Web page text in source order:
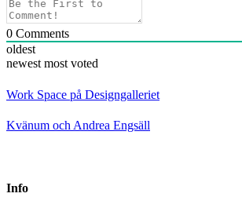
0 Comments
oldest
newest most voted
Work Space på Designgalleriet
Kvänum och Andrea Engsäll
Info